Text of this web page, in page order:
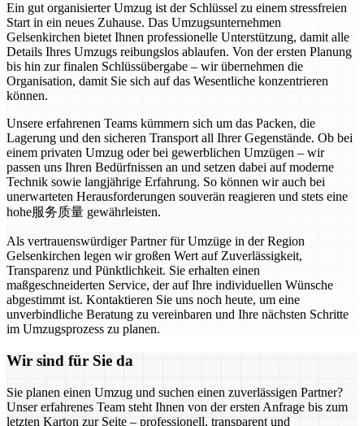
Ein gut organisierter Umzug ist der Schlüssel zu einem stressfreien
Start in ein neues Zuhause. Das Umzugsunternehmen
Gelsenkirchen bietet Ihnen professionelle Unterstützung, damit alle
Details Ihres Umzugs reibungslos ablaufen. Von der ersten Planung
bis hin zur finalen Schlüssübergabe – wir übernehmen die
Organisation, damit Sie sich auf das Wesentliche konzentrieren
können.
Unsere erfahrenen Teams kümmern sich um das Packen, die
Lagerung und den sicheren Transport all Ihrer Gegenstände. Ob bei
einem privaten Umzug oder bei gewerblichen Umzügen – wir
passen uns Ihren Bedürfnissen an und setzen dabei auf moderne
Technik sowie langjährige Erfahrung. So können wir auch bei
unerwarteten Herausforderungen souverän reagieren und stets eine
hohe服务质量 gewährleisten.
Als vertrauenswürdiger Partner für Umzüge in der Region
Gelsenkirchen legen wir großen Wert auf Zuverlässigkeit,
Transparenz und Pünktlichkeit. Sie erhalten einen
maßgeschneiderten Service, der auf Ihre individuellen Wünsche
abgestimmt ist. Kontaktieren Sie uns noch heute, um eine
unverbindliche Beratung zu vereinbaren und Ihre nächsten Schritte
im Umzugsprozess zu planen.
Wir sind für Sie da
Sie planen einen Umzug und suchen einen zuverlässigen Partner?
Unser erfahrenes Team steht Ihnen von der ersten Anfrage bis zum
letzten Karton zur Seite – professionell, transparent und